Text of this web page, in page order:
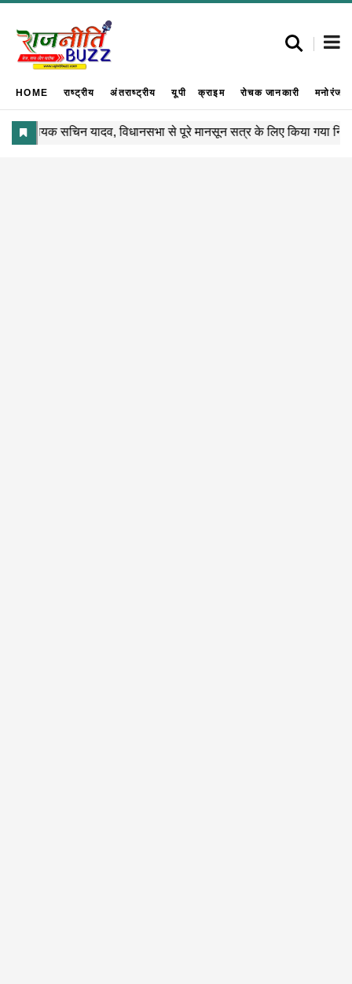
HOME राष्ट्रीय अंतराष्ट्रीय यूपी क्राइम रोचक जानकारी मनोरंजन